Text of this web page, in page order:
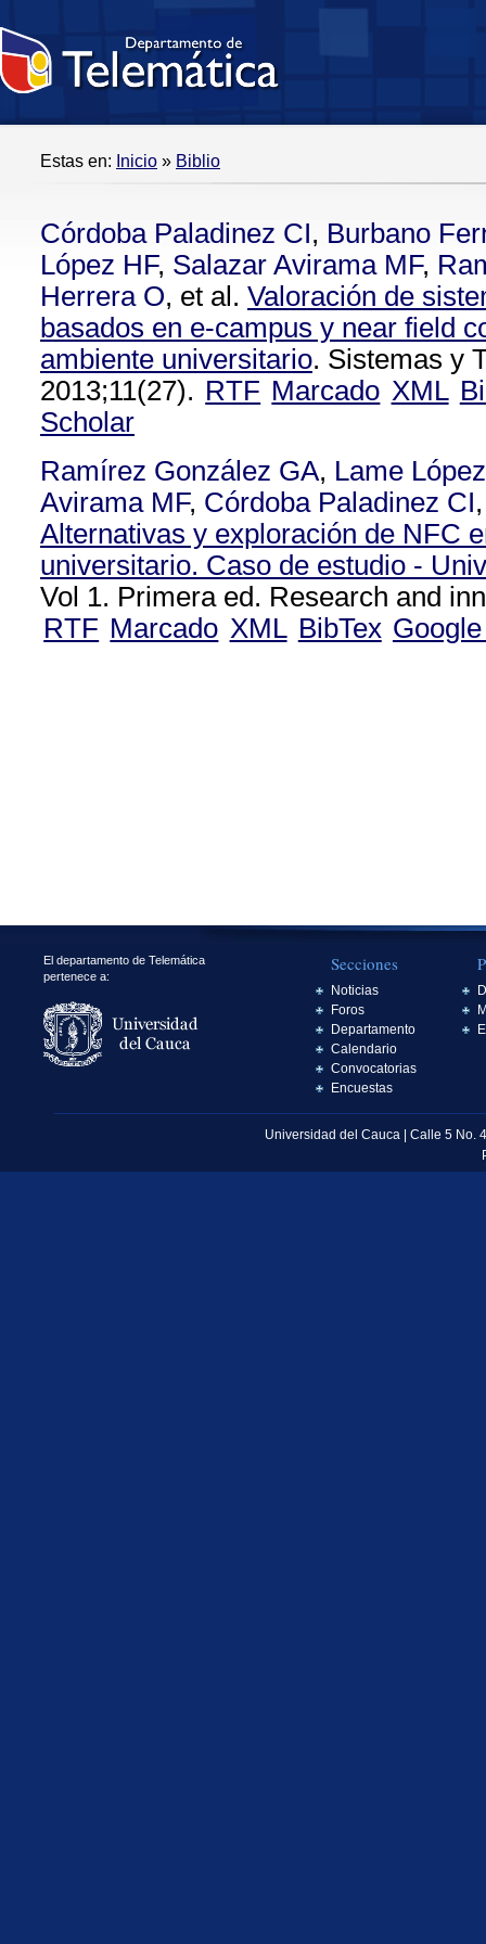
Estas en: Inicio » Biblio
Córdoba Paladinez CI, Burbano
López HF, Salazar Avirama MF,
Herrera O, et al. Valoración de
basados en e-campus y near field
ambiente universitario. Sistemas y
2013;11(27). RTF Marcado XML
Scholar
Ramírez González GA, Lame
Avirama MF, Córdoba Paladinez CI
Alternativas y exploración de NFC
universitario. Caso de estudio -
Vol 1. Primera ed. Research and
RTF Marcado XML BibTex
El departamento de Telemática
pertenece a:
Secciones
Noticias
Foros
Departamento
Calendario
Convocatorias
Encuestas
Universidad del Cauca | Calle 5 No.